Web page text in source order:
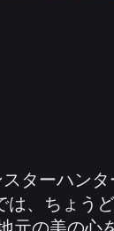
ターハン
、ちょう